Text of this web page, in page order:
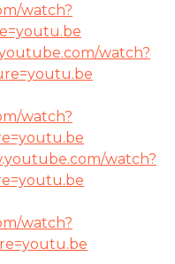
watch?
watch?
watch?
watch?
watch?